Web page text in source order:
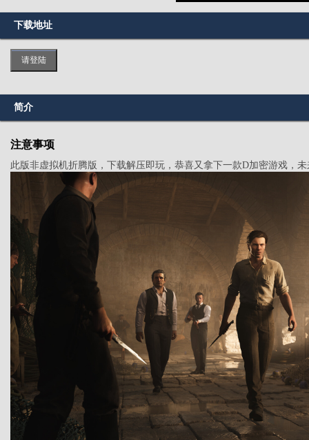
下载地址
请登陆
简介
注意事项
此版非虚拟机折腾版，下载解压即玩，恭喜又拿下一款D加密游戏，